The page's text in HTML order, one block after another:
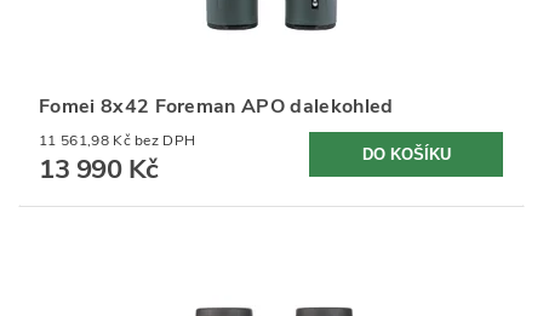
Fomei 8x42 Foreman APO dalekohled
11 561,98 Kč bez DPH
13 990 Kč